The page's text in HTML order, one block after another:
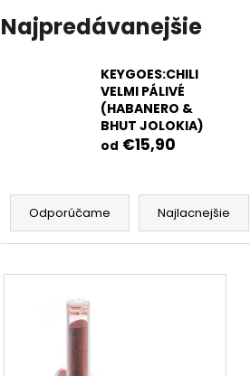
Najpredávanejšie
KEYGOES:CHILI
VELMI PÁLIVÉ
(HABANERO &
BHUT JOLOKIA)
od €15,90
R
d
Odporúčame Najlacnejšie
V